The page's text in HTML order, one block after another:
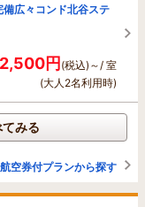
広々コンド北谷ステ
円(税込)～/ 室
(大人2名利用時)
みる
航空券付プランから探す